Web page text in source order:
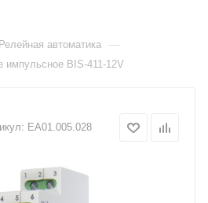
Релейная автоматика —
импульсное BIS-411-12V
ЕА01.005.028